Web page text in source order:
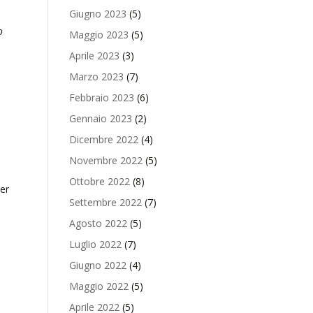
Giugno 2023 (5)
Maggio 2023 (5)
Aprile 2023 (3)
Marzo 2023 (7)
Febbraio 2023 (6)
Gennaio 2023 (2)
Dicembre 2022(4)
Novembre 2022(5)
Ottobre 2022(8)
Settembre 2022(7)
Agosto 2022(5)
Luglio 2022(7)
Giugno 2022(4)
Maggio 2022(5)
Aprile 2022(5)